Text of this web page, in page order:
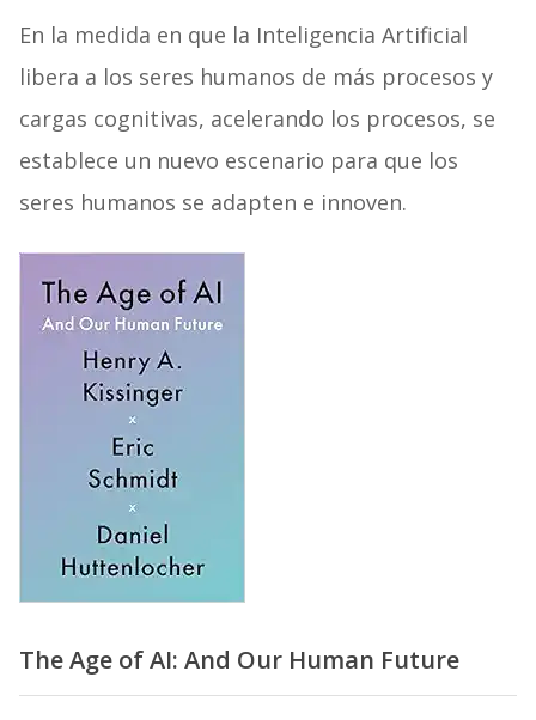
En la medida en que la Inteligencia Artificial
libera a los seres humanos de más procesos y
cargas cognitivas, acelerando los procesos, se
establece un nuevo escenario para que los
seres humanos se adapten e innoven.
The Age of AI: And Our Human Future